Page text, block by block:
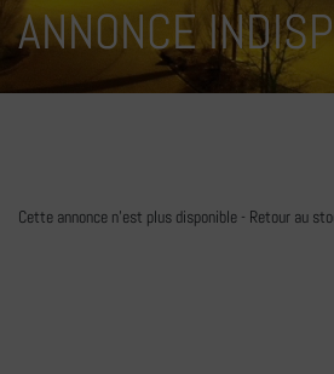
ANNONCE
Cette annonce n'est plus disponible - Retour au